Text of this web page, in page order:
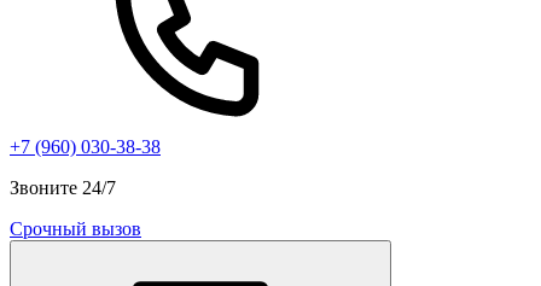
+7 (960) 030-38-38
Звоните 24/7
Срочный вызов